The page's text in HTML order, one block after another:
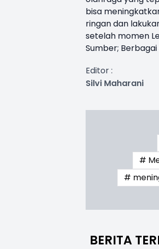
bisa
ringan dan
setelah momen
Sumber;
Editor :
Silvi Maharani
#
#
BERITA